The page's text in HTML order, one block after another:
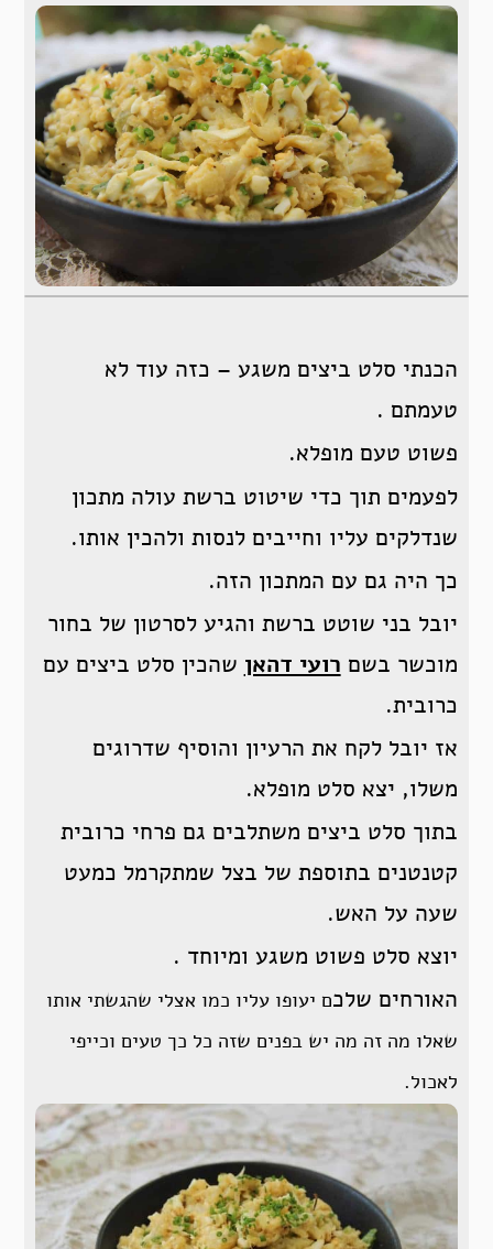
הכנתי סלט ביצים משגע – כזה עוד לא
טעמתם .
פשוט טעם מופלא.
לפעמים תוך כדי שיטוט ברשת עולה מתכון
שנדלקים עליו וחייבים לנסות ולהכין אותו.
כך היה גם עם המתכון הזה.
יובל בני שוטט ברשת והגיע לסרטון של בחור
מוכשר בשם רועי דהאן שהכין סלט ביצים עם
כרובית.
אז יובל לקח את הרעיון והוסיף שדרוגים
משלו, יצא סלט מופלא.
בתוך סלט ביצים משתלבים גם פרחי כרובית
קטנטנים בתוספת של בצל שמתקרמל כמעט
שעה על האש.
יוצא סלט פשוט משגע ומיוחד .
האורחים שלכם יעופו עליו כמו אצלי שהגשתי אותו
שאלו מה זה מה יש בפנים שזה כל כך טעים וכייפי
לאכול.